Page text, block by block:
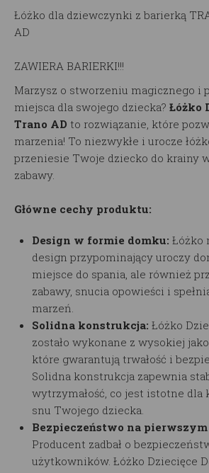
Łóżko dla dziewczynki z barierką
AD
ZAWIERA BARIERKI!!!
Marzysz o stworzeniu magicznego i
miejsca dla swojego dziecka? Łóżko
Trano AD to rozwiązanie, które
marzenia! To niezwykłe i urocze
przeniesie Twoje dziecko do krainy
zabawy.
Główne cechy produktu:
Design w formie domku: Łóżko
design przypominający uroczy
miejsce do spania, ale również
zabawy, snucia opowieści i
marzeń.
Solidna konstrukcja: Łóżko
zostało wykonane z wysokiej
które gwarantują trwałość i
Solidna konstrukcja zapewnia
wytrzymałość, co jest istotne dla
snu Twojego dziecka.
Bezpieczeństwo na
Producent zadbał o
użytkowników. Łóżko Dziecięce